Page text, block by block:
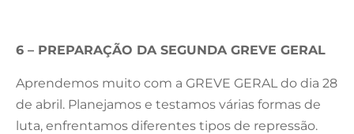
6 – PREPARAÇÃO DA SEGUNDA GREVE GERAL
Aprendemos muito com a GREVE GERAL do dia 28
de abril. Planejamos e testamos várias formas de
luta, enfrentamos diferentes tipos de repressão.